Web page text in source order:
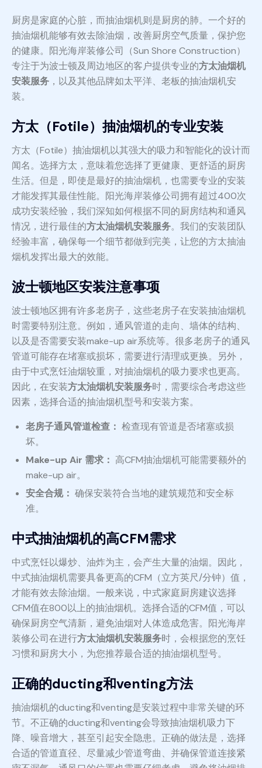
厨房是家庭的心脏，而抽油烟机则是厨房的肺。一个好的
抽油烟机能够有效去除油烟，改善厨房空气质量，保护您
的健康。阳光海岸装修公司（Sun Shore Construction）
专注于为波士顿及周边地区的客户提供专业的方太油烟机
安装服务 ，以及其他品牌如太平洋、老板的抽油烟机安
装。
方太（Fotile）抽油烟机的专业安装
方太（Fotile）抽油烟机以其强大的吸力和智能化的设计而
闻名。选择方太，意味着您选择了更健康、更舒适的厨房
生活。但是，即使是最好的抽油烟机，也需要专业的安装
才能发挥其最佳性能。阳光海岸装修公司拥有超过400次
成功安装经验，我们深知如何根据不同的厨房结构和通风
情况，进行最佳的方太油烟机安装服务。我们的安装团队
经验丰富，确保每一个细节都做到完美，让您的方太抽油
烟机发挥出最大的效能。
波士顿地区安装注意事项
波士顿地区拥有许多老房子，这些老房子在安装抽油烟机
时需要特别注意。例如，通风管道的走向、墙体的结构、
以及是否需要安装make-up air系统等。很多老房子的通风
管道可能存在堵塞或损坏，需要进行清理或更换。另外，
由于中式烹饪油烟较重，对抽油烟机的吸力要求也更高。
因此，在安装方太油烟机安装服务时，需要综合考虑这些
因素，选择合适的抽油烟机型号和安装方案。
老房子通风管道检查： 检查现有管道是否堵塞或损
坏。
Make-up Air 需求： 高CFM抽油烟机可能需要额外的
make-up air。
安全合规： 确保安装符合当地的建筑规范和安全标
准。
中式抽油烟机的高CFM需求
中式烹饪以爆炒、油炸为主，会产生大量的油烟。因此，
中式抽油烟机需要具备更高的CFM（立方英尺/分钟）值，
才能有效去除油烟。一般来说，中式家庭厨房建议选择
CFM值在800以上的抽油烟机。选择合适的CFM值，可以
确保厨房空气清新，避免油烟对人体造成危害。阳光海岸
装修公司在进行方太油烟机安装服务时，会根据您的烹饪
习惯和厨房大小，为您推荐最合适的抽油烟机型号。
正确的ducting和venting方法
抽油烟机的ducting和venting是安装过程中非常关键的环
节。不正确的ducting和venting会导致抽油烟机吸力下
降、噪音增大，甚至引起安全隐患。正确的做法是，选择
合适的管道直径、尽量减少管道弯曲、并确保管道连接紧